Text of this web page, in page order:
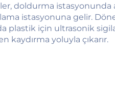
doldurma
istasyonuna gelir.
plastik için ultrasonik
kaydırma yoluyla çıkarır.